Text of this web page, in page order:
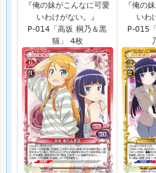
『俺の妹がこんなに可愛
いわけがない。』
P-014「高坂 桐乃＆黒
猫」 4枚
『俺の
いわ
P-015